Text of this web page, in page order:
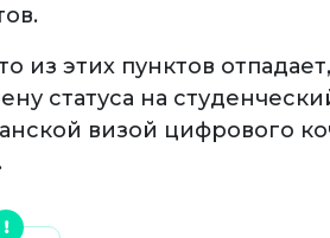
из этих пунктов
статуса на
визой цифрового
.